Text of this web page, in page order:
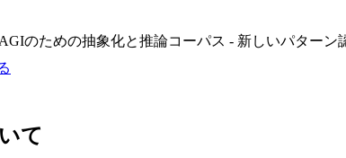
AGIのための抽象化と推論コーパス - 新しいパターン
て